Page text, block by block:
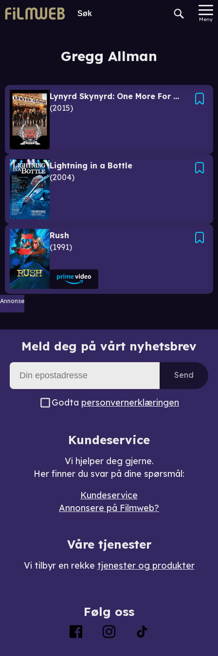
Meny
Gregg Allman
Lynyrd Skynyrd: One More For The Fans
2015
Lightning in a Bottle
2004
Rush
1991
Annonse
Meld deg på vårt nyhetsbrev
Send
Godta personvernerklæringen
Kundeservice
Vi hjelper deg gjerne.
Her finner du svar på dine spørsmål:
Kundeservice
Annonsere på Filmweb?
Våre tjenester
Vi tilbyr en rekke tjenester og produkter
Følg oss